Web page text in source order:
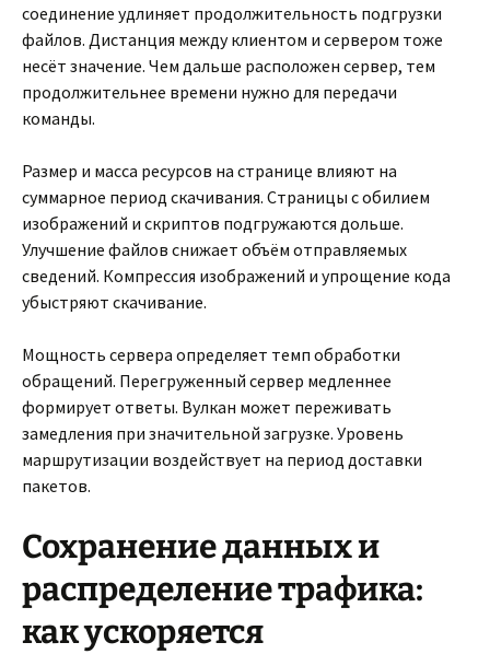
соединение удлиняет продолжительность подгрузки
файлов. Дистанция между клиентом и сервером тоже
несёт значение. Чем дальше расположен сервер, тем
продолжительнее времени нужно для передачи
команды.
Размер и масса ресурсов на странице влияют на
суммарное период скачивания. Страницы с обилием
изображений и скриптов подгружаются дольше.
Улучшение файлов снижает объём отправляемых
сведений. Компрессия изображений и упрощение кода
убыстряют скачивание.
Мощность сервера определяет темп обработки
обращений. Перегруженный сервер медленнее
формирует ответы. Вулкан может переживать
замедления при значительной загрузке. Уровень
маршрутизации воздействует на период доставки
пакетов.
Сохранение данных и
распределение трафика:
как ускоряется